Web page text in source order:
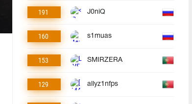
191 J0niQ
160 s1muas
153 SMIRZERA
129 allyz1nfps